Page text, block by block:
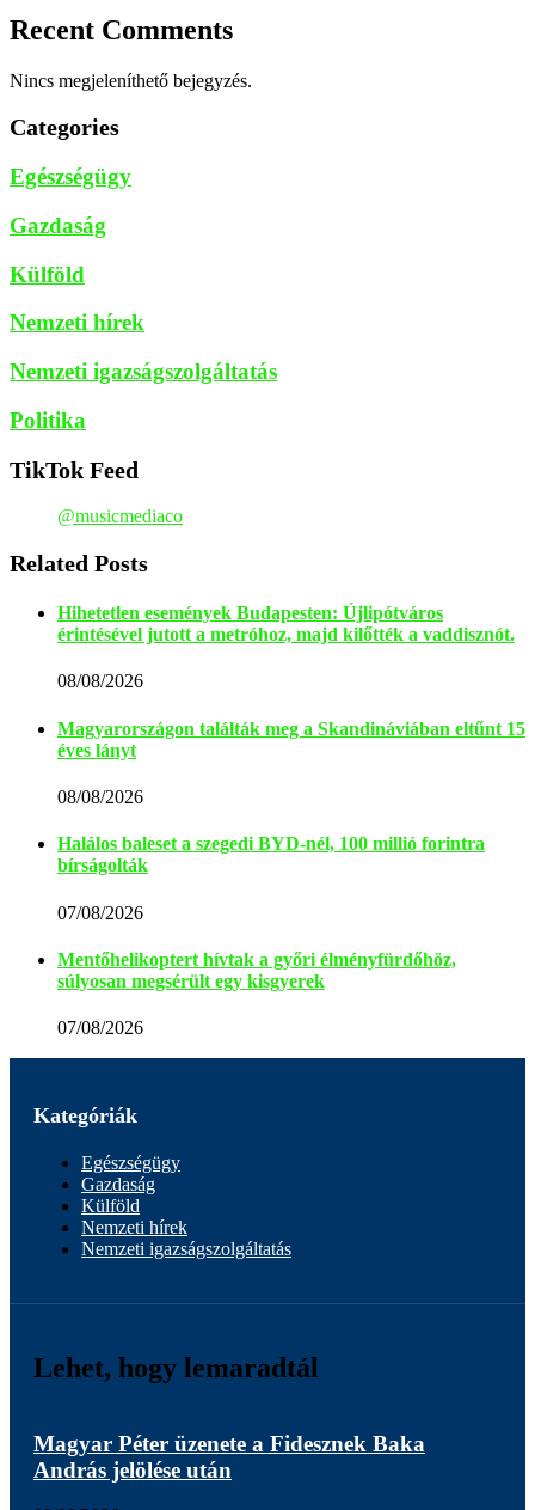
Recent Comments
Nincs megjeleníthető bejegyzés.
Categories
Egészségügy
Gazdaság
Külföld
Nemzeti hírek
Nemzeti igazságszolgáltatás
Politika
TikTok Feed
@musicmediaco
Related Posts
Hihetetlen események Budapesten: Újlipótváros
érintésével jutott a metróhoz, majd kilőtték a vaddisznót.
08/08/2026
Magyarországon találták meg a Skandináviában eltűnt 15
éves lányt
08/08/2026
Halálos baleset a szegedi BYD-nél, 100 millió forintra
bírságolták
07/08/2026
Mentőhelikoptert hívtak a győri élményfürdőhöz,
súlyosan megsérült egy kisgyerek
07/08/2026
Kategóriák
Egészségügy
Gazdaság
Külföld
Nemzeti hírek
Nemzeti igazságszolgáltatás
Lehet, hogy lemaradtál
Magyar Péter üzenete a Fidesznek Baka
András jelölése után